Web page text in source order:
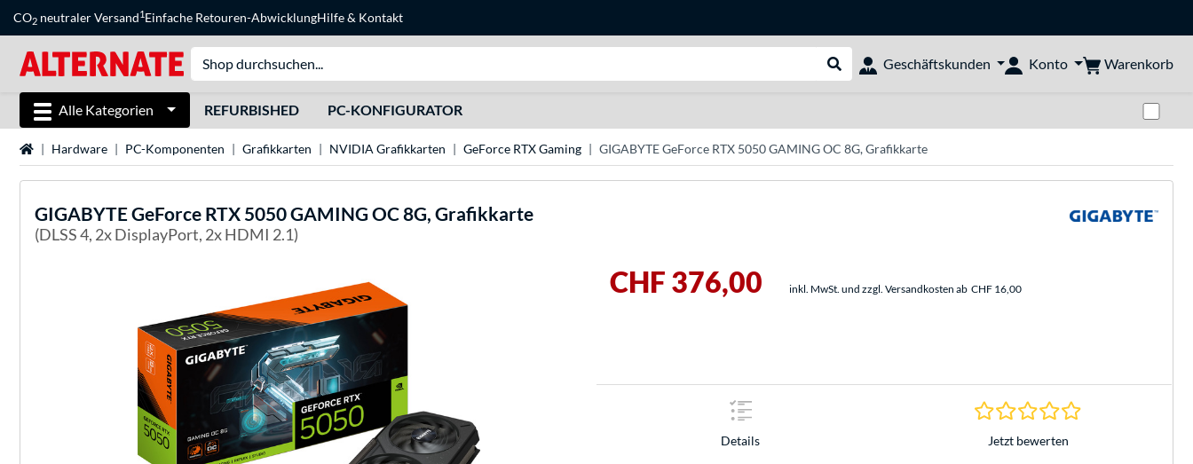
CO2 neutraler Versand1Einfache Retouren-AbwicklungHilfe& Kontakt
Suche durchführen
Geschäftskunden Konto Warenkorb
Alle Kategorien REFURBISHED PC-KONFIGURATOR
StartseiteHardware PC-Komponenten Grafikkarten NVIDIA Grafikkarten GeForce RTX Gaming GIGABYTE GeForce RTX 5050 GAMING OC 8G, Grafikkarte
GIGABYTEGeForce RTX 5050 GAMING OC 8G, Grafikkarte
(DLSS 4, 2x DisplayPort, 2x HDMI 2.1)
CHF 376,00 inkl. MwSt. und zzgl. Versandkosten ab CHF 16,00
Details
0.0 Sterne bei 0
Jetzt bewerten